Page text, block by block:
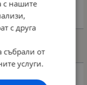
с нашите
с друга
събрали от
услуги.